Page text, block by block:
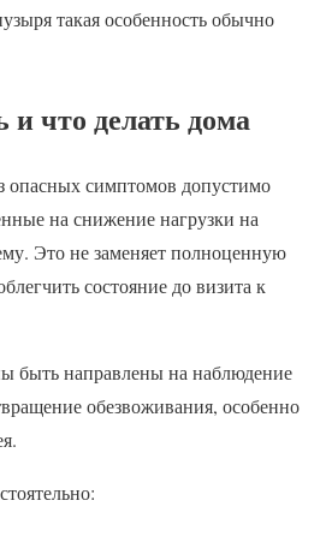
такая особенность обычно
что делать дома
опасных симптомов допустимо
на снижение нагрузки на
Это не заменяет полноценную
состояние до визита к
быть направлены на наблюдение
обезвоживания, особенно